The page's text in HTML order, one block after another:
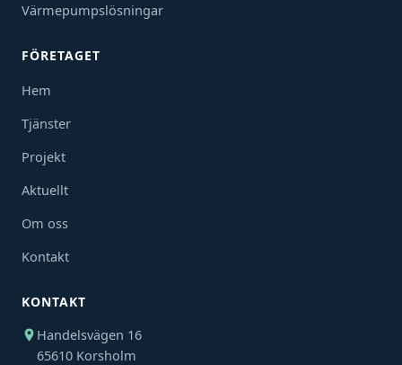
Värmepumpslösningar
FÖRETAGET
Hem
Tjänster
Projekt
Aktuellt
Om oss
Kontakt
KONTAKT
Handelsvägen 16
65610 Korsholm